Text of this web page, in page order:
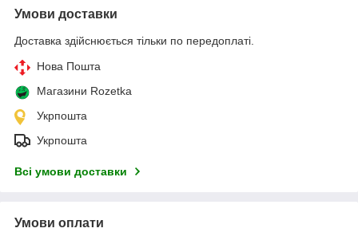
Умови доставки
Доставка здійснюється тільки по передоплаті.
Нова Пошта
Магазини Rozetka
Укрпошта
Укрпошта
Всі умови доставки
Умови оплати